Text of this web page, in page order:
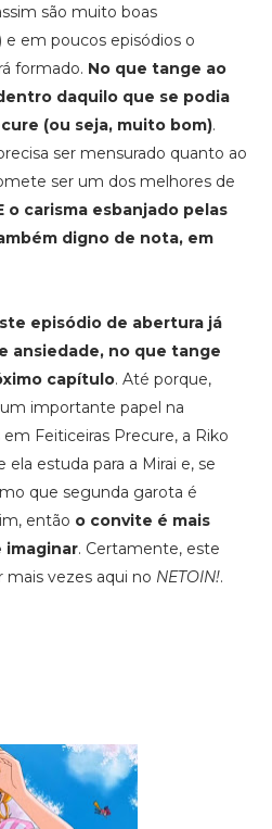
são muito boas
em poucos episódios o
formado. No que tange ao
daquilo que se podia
(ou seja, muito bom).
ser mensurado quanto ao
ser um dos melhores de
o carisma esbanjado pelas
digno de nota, em
episódio de abertura já
ansiedade, no que tange
capítulo. Até porque,
importante papel na
Feiticeiras Precure, a Riko
estuda para a Mirai e, se
que segunda garota é
então o convite é mais
imaginar. Certamente, este
mais vezes aqui no NETOIN!.